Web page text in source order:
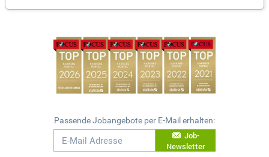
Passende Jobangebote per E-Mail erhalten:
Job-
Newsletter